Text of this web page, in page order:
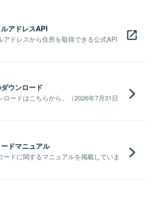
アドレスAPI
アドレスから住所を取得できる公式API
ウンロード
ロードはこちらから。（2026年7月31日
ドマニュアル
ードに関するマニュアルを掲載していま